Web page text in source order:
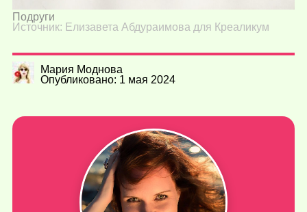
Подруги
Источник: Елизавета Абдураимова для Креаликум
Мария Моднова
Опубликовано: 1 мая 2024